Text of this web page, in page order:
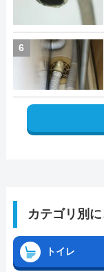
6
カテゴリ別
トイレ